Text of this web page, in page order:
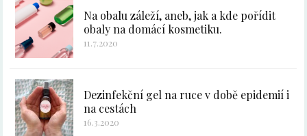
Na obalu záleží, aneb, jak a kde pořídit
obaly na domácí kosmetiku.
11.7.2020
Dezinfekční gel na ruce v době epidemií i
na cestách
16.3.2020